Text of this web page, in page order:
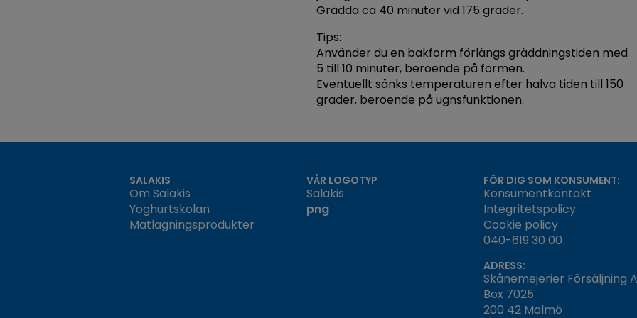
Grädda ca 40 minuter vid 175 grader.
Tips:
Använder du en bakform förlängs gräddningstiden med
5 till 10 minuter, beroende på formen.
Eventuellt sänks temperaturen efter halva tiden till 150
grader, beroende på ugnsfunktionen.
SALAKIS
Om Salakis
Yoghurtskolan
Matlagningsprodukter
VÅR LOGOTYP
Salakis
png
FÖR DIG SOM KONSUMENT:
Konsumentkontakt
Integritetspolicy
Cookie policy
040-619 30 00
ADRESS:
Skånemejerier Försäljning
Box 7025
200 42 Malmö